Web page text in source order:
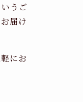
うご
届け
にお